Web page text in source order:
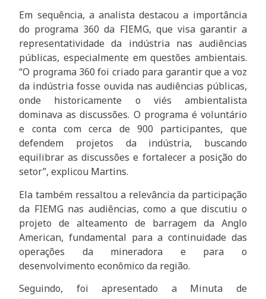
Em sequência, a analista destacou a importância
do programa 360 da FIEMG, que visa garantir a
representatividade da indústria nas audiências
públicas, especialmente em questões ambientais.
“O programa 360 foi criado para garantir que a voz
da indústria fosse ouvida nas audiências públicas,
onde historicamente o viés ambientalista
dominava as discussões. O programa é voluntário
e conta com cerca de 900 participantes, que
defendem projetos da indústria, buscando
equilibrar as discussões e fortalecer a posição do
setor”, explicou Martins.
Ela também ressaltou a relevância da participação
da FIEMG nas audiências, como a que discutiu o
projeto de alteamento de barragem da Anglo
American, fundamental para a continuidade das
operações da mineradora e para o
desenvolvimento econômico da região.
Seguindo, foi apresentado a Minuta de